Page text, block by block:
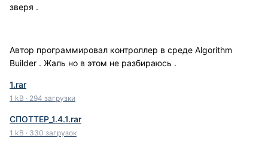
зверя .
Автор программировал контроллер в среде Algorithm
Builder . Жаль но в этом не разбираюсь .
1.rar
1 kB · 294 загрузки
СПОТТЕР_1.4.1.rar
1 kB · 330 загрузок